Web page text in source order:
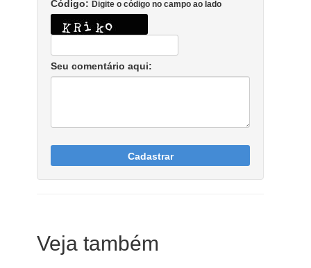
Código: Digite o código no campo ao lado
Seu comentário aqui:
Cadastrar
Veja também